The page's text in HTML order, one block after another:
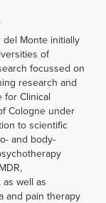
del Monte initially
of
focussed on
research and
for Clinical
Cologne under
to scientific
and body-
well as
and pain therapy